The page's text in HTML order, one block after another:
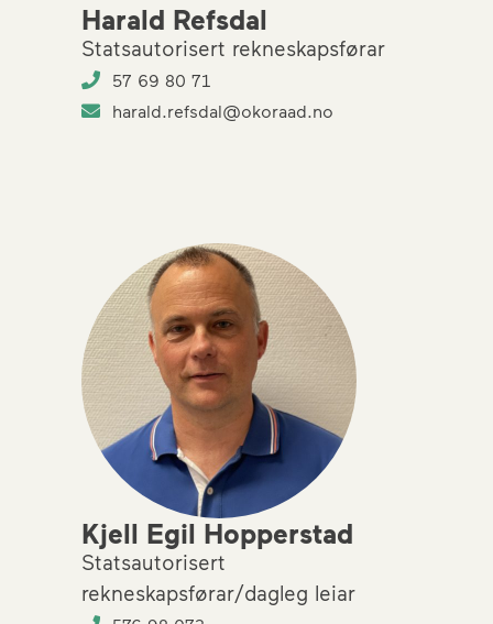
Harald Refsdal
Statsautorisert rekneskapsførar
57 69 80 71
harald.refsdal@okoraad.no
Kjell Egil Hopperstad
Statsautorisert
rekneskapsførar/dagleg leiar